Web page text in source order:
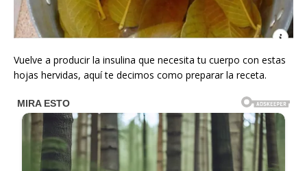
Vuelve a producir la insulina que necesita tu cuerpo con estas
hojas hervidas, aquí te decimos como preparar la receta.